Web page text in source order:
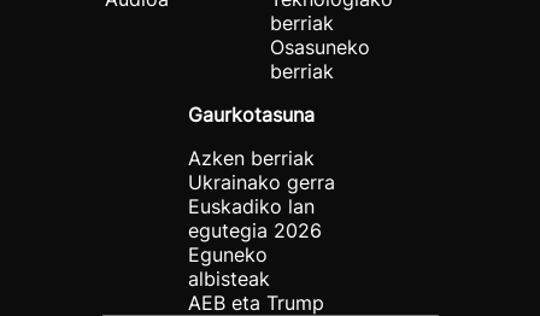
berriak
Osasuneko
berriak
Gaurkotasuna
Azken berriak
Ukrainako gerra
Euskadiko lan
egutegia 2026
Eguneko
albisteak
AEB eta Trump